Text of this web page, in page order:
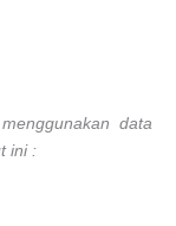
data
ini :